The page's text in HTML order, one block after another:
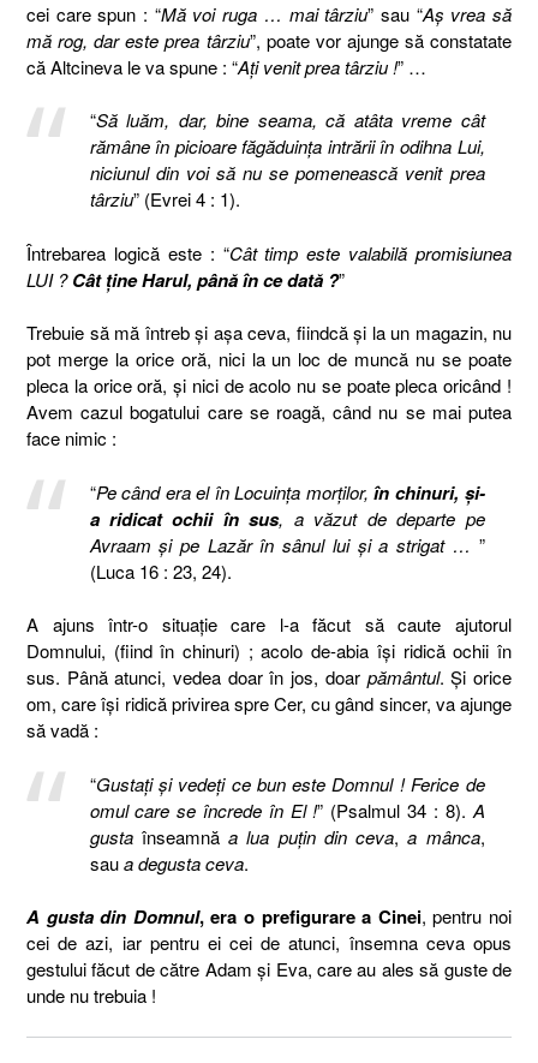
cei care spun : “Mă voi ruga … mai târziu” sau “Aş vrea să
mă rog, dar este prea târziu”, poate vor ajunge să constatate
că Altcineva le va spune : “Aţi venit prea târziu !” …
“Să luăm, dar, bine seama, că atâta vreme cât
rămâne în picioare făgăduinţa intrării în odihna Lui,
niciunul din voi să nu se pomenească venit prea
târziu” (Evrei 4 : 1).
Întrebarea logică este : “Cât timp este valabilă promisiunea
LUI ?Cât ţine Harul, până în ce dată ?”
Trebuie să mă întreb şi aşa ceva, fiindcă şi la un magazin, nu
pot merge la orice oră, nici la un loc de muncă nu se poate
pleca la orice oră, şi nici de acolo nu se poate pleca oricând !
Avem cazul bogatului care se roagă, când nu se mai putea
face nimic :
“Pe când era el în Locuinţa morţilor,în chinuri, şi-
a ridicat ochii în sus, a văzut de departe pe
Avraam şi pe Lazăr în sânul lui şi a strigat … ”
(Luca 16 : 23, 24).
A ajuns într-o situaţie care l-a făcut să caute ajutorul
Domnului, (fiind în chinuri) ; acolo de-abia îşi ridică ochii în
sus. Până atunci, vedea doar în jos, doar pământul. Şi orice
om, care îşi ridică privirea spre Cer, cu gând sincer, va ajunge
să vadă :
“Gustaţi şi vedeţi ce bun este Domnul ! Ferice de
omul care se încrede în El !” (Psalmul 34 : 8). A
gustaînseamnă a lua puţin din ceva,a mânca,
saua degusta ceva.
A gusta din Domnul, era o prefigurare a Cinei, pentru noi
cei de azi, iar pentru ei cei de atunci, însemna ceva opus
gestului făcut de către Adam şi Eva, care au ales să guste de
unde nu trebuia !